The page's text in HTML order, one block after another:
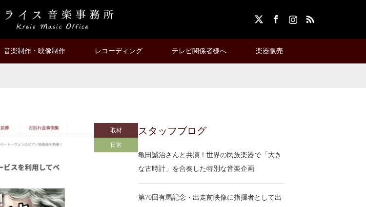
音楽制作・映像制作 レコーディング テレビ関係者様へ 楽器販売
取材
日常
スタッフブログ
亀田誠治さんと共演！世界の民族楽器で「大き
な古時計」を合奏した特別な音楽企画
第70回有馬記念・出走前映像に指揮者として出